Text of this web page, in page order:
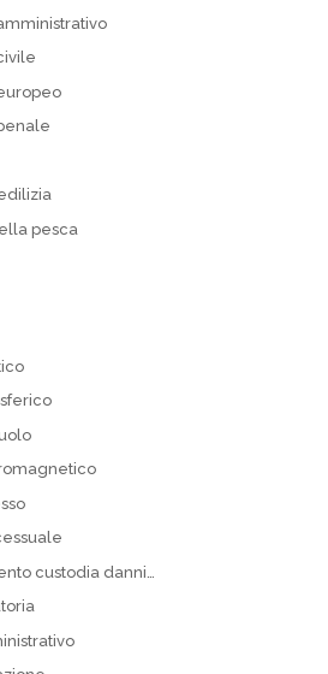
pesca
custodia danni…